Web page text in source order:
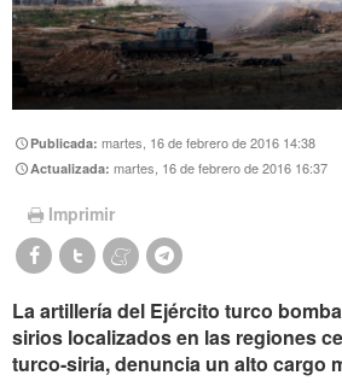
Publicada:martes, 16 de febrero de 2016 14:38
Actualizada:martes, 16 de febrero de 2016 16:37
Imprimir
La artillería del Ejército turco
sirios localizados en las regiones
turco-siria, denuncia un alto cargo